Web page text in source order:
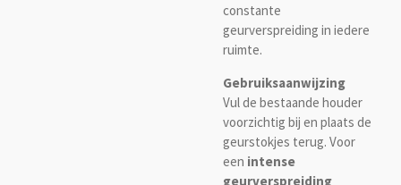
constante
geurverspreiding in iedere
ruimte.
Gebruiksaanwijzing
Vul de bestaande houder
voorzichtig bij en plaats de
geurstokjes terug. Voor
een intense
geurverspreiding